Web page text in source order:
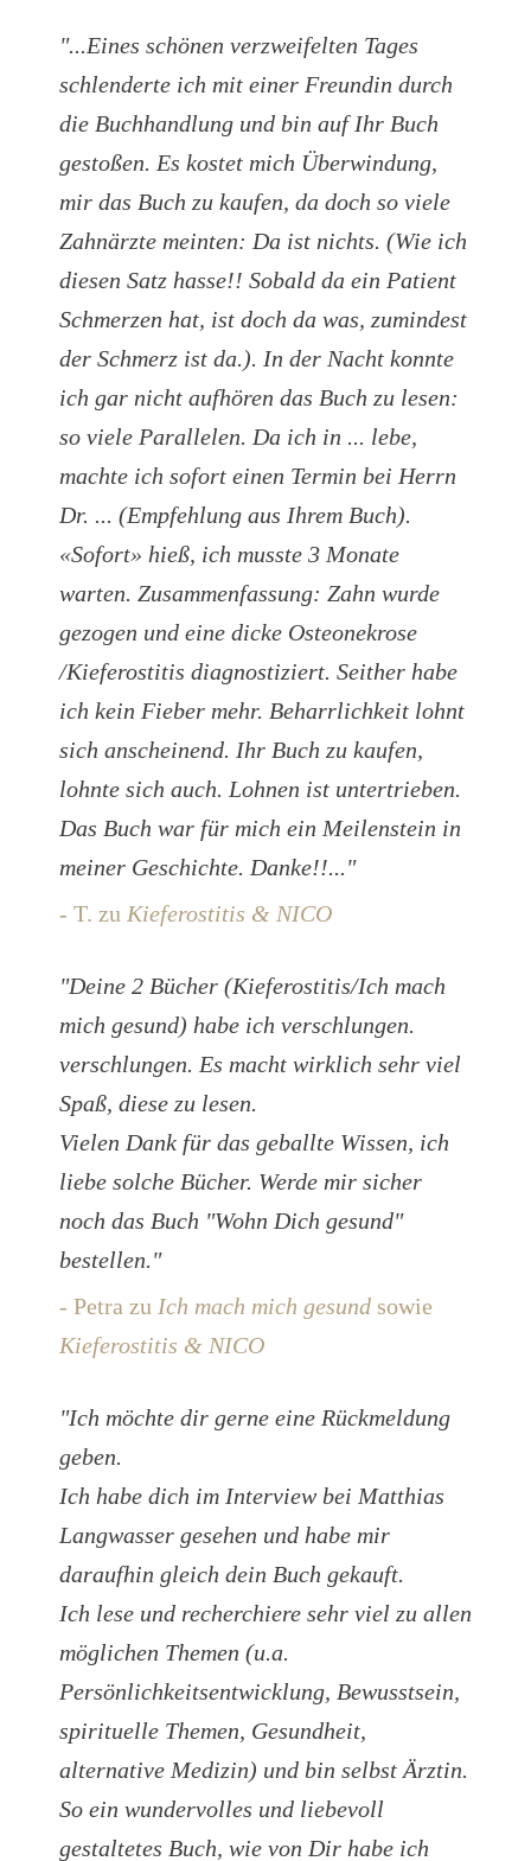
"...Eines schönen verzweifelten Tages
schlenderte ich mit einer Freundin durch
die Buchhandlung und bin auf Ihr Buch
gestoßen. Es kostet mich Überwindung,
mir das Buch zu kaufen, da doch so viele
Zahnärzte meinten: Da ist nichts. (Wie ich
diesen Satz hasse!! Sobald da ein Patient
Schmerzen hat, ist doch da was, zumindest
der Schmerz ist da.). In der Nacht konnte
ich gar nicht aufhören das Buch zu lesen:
so viele Parallelen. Da ich in ... lebe,
machte ich sofort einen Termin bei Herrn
Dr. ... (Empfehlung aus Ihrem Buch).
«Sofort» hieß, ich musste 3 Monate
warten. Zusammenfassung: Zahn wurde
gezogen und eine dicke Osteonekrose
/Kieferostitis diagnostiziert. Seither habe
ich kein Fieber mehr. Beharrlichkeit lohnt
sich anscheinend. Ihr Buch zu kaufen,
lohnte sich auch. Lohnen ist untertrieben.
Das Buch war für mich ein Meilenstein in
meiner Geschichte. Danke!!..."
- T. zu Kieferostitis & NICO
"Deine 2 Bücher (Kieferostitis/Ich mach
mich gesund) habe ich verschlungen.
verschlungen. Es macht wirklich sehr viel
Spaß, diese zu lesen.
Vielen Dank für das geballte Wissen, ich
liebe solche Bücher. Werde mir sicher
noch das Buch "Wohn Dich gesund"
bestellen."
- Petra zu Ich mach mich gesund sowie
Kieferostitis & NICO
"Ich möchte dir gerne eine Rückmeldung
geben.
Ich habe dich im Interview bei Matthias
Langwasser gesehen und habe mir
daraufhin gleich dein Buch gekauft.
Ich lese und recherchiere sehr viel zu allen
möglichen Themen (u.a.
Persönlichkeitsentwicklung, Bewusstsein,
spirituelle Themen, Gesundheit,
alternative Medizin) und bin selbst Ärztin.
So ein wundervolles und liebevoll
gestaltetes Buch, wie von Dir habe ich